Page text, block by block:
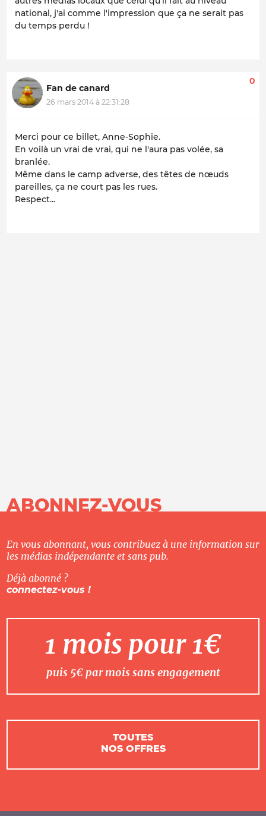
national, j'ai comme l'impression que ça ne serait pas
du temps perdu !
Fan de canard
26 mars 2014 à 22:31:28
0
Merci pour ce billet, Anne-Sophie.
En voilà un vrai de vrai, qui ne l'aura pas volée, sa
branlée.
Même dans le camp adverse, des têtes de nœuds
pareilles, ça ne court pas les rues.
Respect...
ABONNEZ-VOUS
En vous abonnant, vous contribuez à une information sur
les médias indépendante et sans pub.
Déjà abonné ?
connectez-vous !
1 mois pour 1€
puis 5€ par mois sans engagement
TOUTES
NOS OFFRES